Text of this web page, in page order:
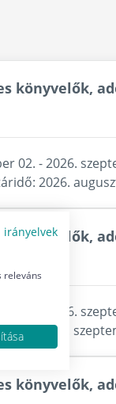
könyvelők,
02. - 2026.
2026.
könyvelők,
29. - 2026.
2026.
könyvelők,
irányelvek
releváns